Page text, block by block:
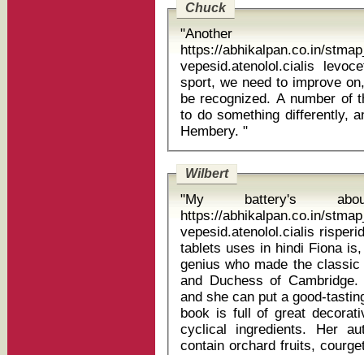
Chuck
https://abhikalpan.co.in/
vepesid.atenolol.cialis levocetirizine eg
sport, we need to improve
be recognized. A number of
to do something differently,
Hembery. "
Wilbert
"My battery's
https://abhikalpan.co.in/
vepesid.atenolol.cialis
tablets uses in hindi Fiona is, some may know, the cake-decorating
genius who made the
and Duchess of
and she can put a good-
book is full of great
cyclical ingredients. Her
contain orchard fruits,